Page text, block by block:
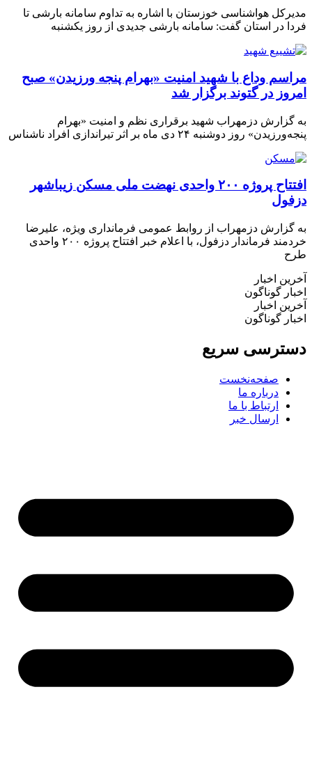
مدیرکل هواشناسی خوزستان با اشاره به تداوم سامانه بارشی تا
فردا در استان گفت: سامانه بارشی جدیدی از روز یکشنبه
مراسم وداع با شهید امنیت «بهرام پنجه ورزیدن» صبح
امروز در گتوند برگزار شد
به گزارش دزمهراب شهید برقراری نظم و امنیت «بهرام
پنجه‌ورزیدن» روز دوشنبه ۲۴ دی ماه بر اثر تیراندازی افراد ناشناس
افتتاح پروژه ۲۰۰ واحدی نهضت ملی مسکن زیباشهر
دزفول
به گزارش دزمهراب از روابط عمومی فرمانداری ویژه، علیرضا
خردمند فرماندار دزفول، با اعلام خبر افتتاح پروژه ۲۰۰ واحدی
طرح
آخرین اخبار
اخبار گوناگون
آخرین اخبار
اخبار گوناگون
دسترسی سریع
صفحه‌نخست
درباره ما
ارتباط با ما
ارسال خبر